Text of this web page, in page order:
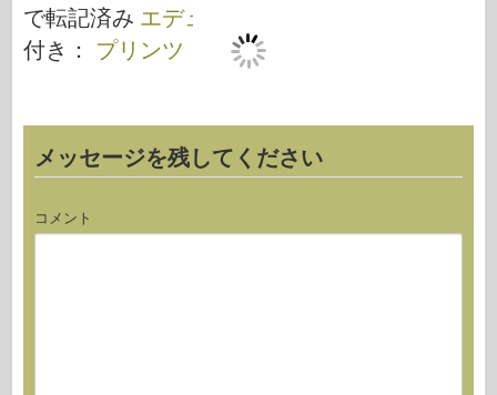
o
o
d
で転記済み エデュアルド
付き： プリンツ・オイゲン
メッセージを残してください
コメント